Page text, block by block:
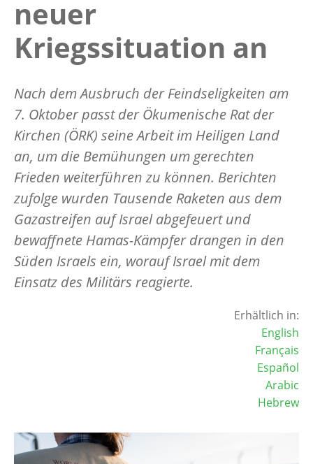
neuer
Kriegssituation an
Nach dem Ausbruch der Feindseligkeiten am
7. Oktober passt der Ökumenische Rat der
Kirchen (ÖRK) seine Arbeit im Heiligen Land
an, um die Bemühungen um gerechten
Frieden weiterführen zu können. Berichten
zufolge wurden Tausende Raketen aus dem
Gazastreifen auf Israel abgefeuert und
bewaffnete Hamas-Kämpfer drangen in den
Süden Israels ein, worauf Israel mit dem
Einsatz des Militärs reagierte.
Erhältlich in:
English
Français
Español
Arabic
Hebrew
Image